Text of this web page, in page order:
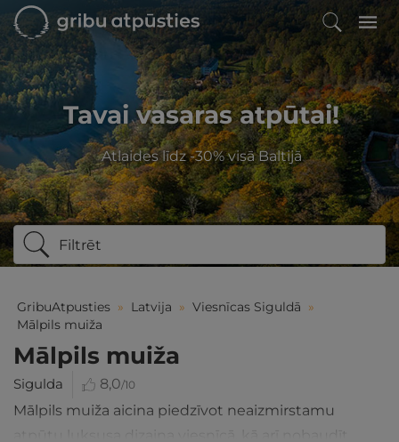
Tavai vasaras atpūtai!
Atlaides līdz -30% visā Baltijā
Filtrēt
GribuAtpusties » Latvija » Viesnīcas Siguldā »
Mālpils muiža
Mālpils muiža
Sigulda 8,0/10
Mālpils muiža aicina piedzīvot neaizmirstamu